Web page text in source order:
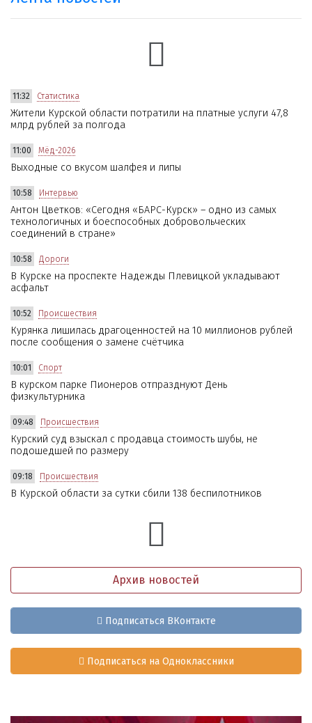
11:32 Статистика
Жители Курской области потратили на платные услуги 47,8
млрд рублей за полгода
11:00 Мёд-2026
Выходные со вкусом шалфея и липы
10:58 Интервью
Антон Цветков: «Сегодня «БАРС-Курск» – одно из самых
технологичных и боеспособных добровольческих
соединений в стране»
10:58 Дороги
В Курске на проспекте Надежды Плевицкой укладывают
асфальт
10:52 Происшествия
Курянка лишилась драгоценностей на 10 миллионов рублей
после сообщения о замене счётчика
10:01 Спорт
В курском парке Пионеров отпразднуют День
физкультурника
09:48 Происшествия
Курский суд взыскал с продавца стоимость шубы, не
подошедшей по размеру
09:18 Происшествия
В Курской области за сутки сбили 138 беспилотников
Архив новостей
Подписаться ВКонтакте
Подписаться на Одноклассники